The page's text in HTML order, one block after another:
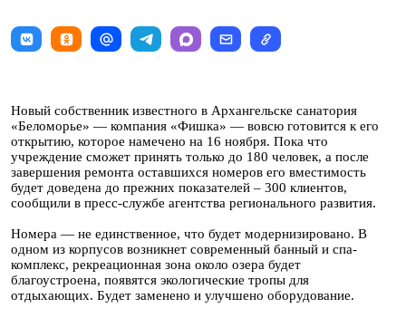
Новый собственник известного в Архангельске санатория
«Беломорье» — компания «Фишка» — вовсю готовится к его
открытию, которое намечено на 16 ноября. Пока что
учреждение сможет принять только до 180 человек, а после
завершения ремонта оставшихся номеров его вместимость
будет доведена до прежних показателей – 300 клиентов,
сообщили в пресс-службе агентства регионального развития.
Номера — не единственное, что будет модернизировано. В
одном из корпусов возникнет современный банный и спа-
комплекс, рекреационная зона около озера будет
благоустроена, появятся экологические тропы для
отдыхающих. Будет заменено и улучшено оборудование.